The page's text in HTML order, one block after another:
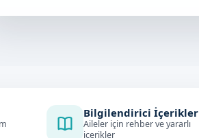
Bilgilendirici İçerikler
Aileler için rehber ve yararlı
içerikler